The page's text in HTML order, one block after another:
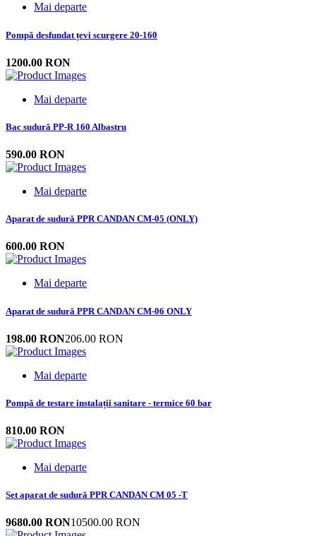
Mai departe
Pompă desfundat țevi scurgere 20-160
1200.00 RON
Mai departe
Bac sudură PP-R 160 Albastru
590.00 RON
Mai departe
Aparat de sudură PPR CANDAN CM-05 (ONLY)
600.00 RON
Mai departe
Aparat de sudură PPR CANDAN CM-06 ONLY
198.00 RON206.00 RON
Mai departe
Pompă de testare instalații sanitare - termice 60 bar
810.00 RON
Mai departe
Set aparat de sudură PPR CANDAN CM 05 -T
9680.00 RON10500.00 RON